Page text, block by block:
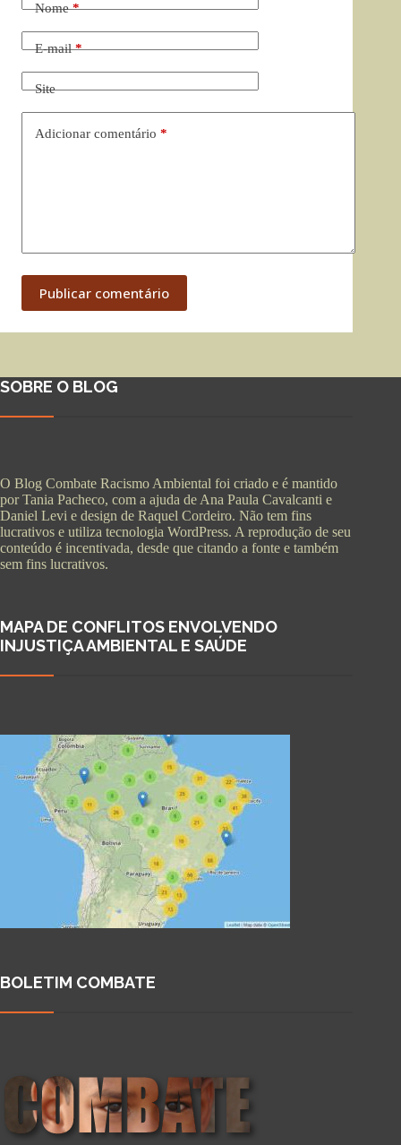
Nome*
E-mail*
Site
Adicionar comentário *
Publicar comentário
SOBRE O BLOG
O Blog Combate Racismo Ambiental foi criado e é mantido
por Tania Pacheco, com a ajuda de Ana Paula Cavalcanti e
Daniel Levi e design de Raquel Cordeiro. Não tem fins
lucrativos e utiliza tecnologia WordPress. A reprodução de seu
conteúdo é incentivada, desde que citando a fonte e também
sem fins lucrativos.
MAPA DE CONFLITOS ENVOLVENDO
INJUSTIÇA AMBIENTAL E SAÚDE
BOLETIM COMBATE